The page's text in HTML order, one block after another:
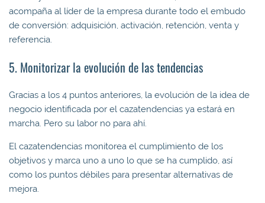
acompaña al líder de la empresa durante todo el embudo
de conversión: adquisición, activación, retención, venta y
referencia.
5. Monitorizar la evolución de las tendencias
Gracias a los 4 puntos anteriores, la evolución de la idea de
negocio identificada por el cazatendencias ya estará en
marcha. Pero su labor no para ahí.
El cazatendencias monitorea el cumplimiento de los
objetivos y marca uno a uno lo que se ha cumplido, así
como los puntos débiles para presentar alternativas de
mejora.